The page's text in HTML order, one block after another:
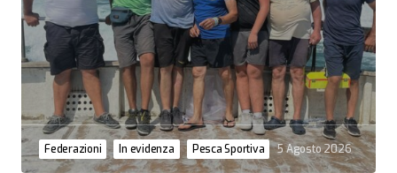
Federazioni In evidenza Pesca Sportiva 5 Agosto 2026